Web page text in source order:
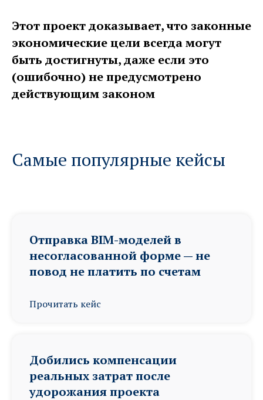
Этот проект доказывает, что законные
экономические цели всегда могут
быть достигнуты, даже если это
(ошибочно) не предусмотрено
действующим законом
Самые популярные кейсы
Отправка BIM-моделей в
несогласованной форме — не
повод не платить по счетам
Прочитать кейс
Добились компенсации
реальных затрат после
удорожания проекта